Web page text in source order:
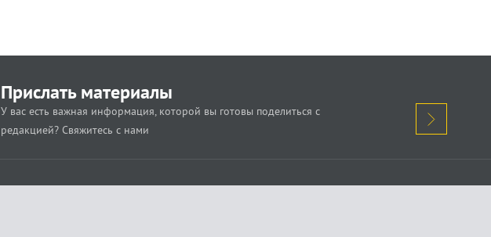
Прислать материалы
У вас есть важная информация, которой вы готовы поделиться с
редакцией? Свяжитесь с нами